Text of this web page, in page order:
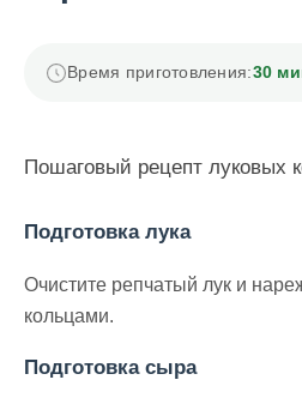
Время приготовления:30
Пошаговый рецепт луковых
Подготовка лука
Очистите репчатый лук и
кольцами.
Подготовка сыра